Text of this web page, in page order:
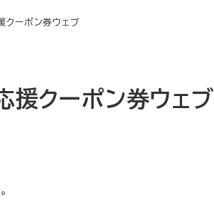
クーポン券ウェブ
援クーポン券ウェブ